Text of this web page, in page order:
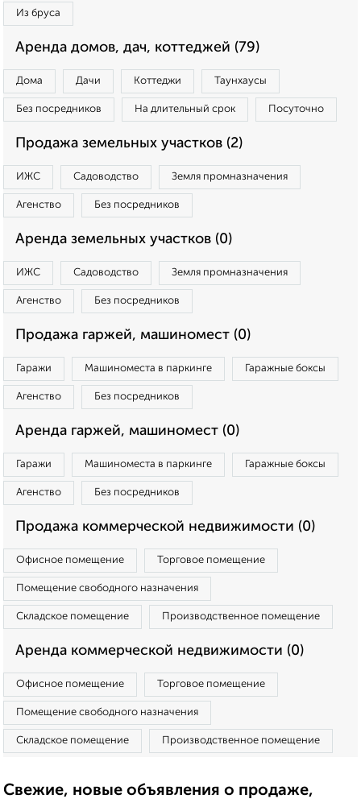
Из бруса
Аренда домов, дач, коттеджей (79)
Дома Дачи Коттеджи Таунхаусы
Без посредников На длительный срок Посуточно
Продажа земельных участков (2)
ИЖС Садоводство Земля промназначения
Агенство Без посредников
Аренда земельных участков (0)
ИЖС Садоводство Земля промназначения
Агенство Без посредников
Продажа гаржей, машиномест (0)
Гаражи Машиноместа в паркинге Гаражные боксы
Агенство Без посредников
Аренда гаржей, машиномест (0)
Гаражи Машиноместа в паркинге Гаражные боксы
Агенство Без посредников
Продажа коммерческой недвижимости (0)
Офисное помещение Торговое помещение
Помещение свободного назначения
Складское помещение Производственное помещение
Аренда коммерческой недвижимости (0)
Офисное помещение Торговое помещение
Помещение свободного назначения
Складское помещение Производственное помещение
Свежие, новые объявления о продаже,